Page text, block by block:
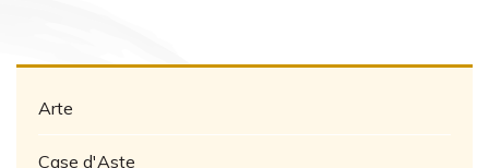
Arte
Case d'Aste